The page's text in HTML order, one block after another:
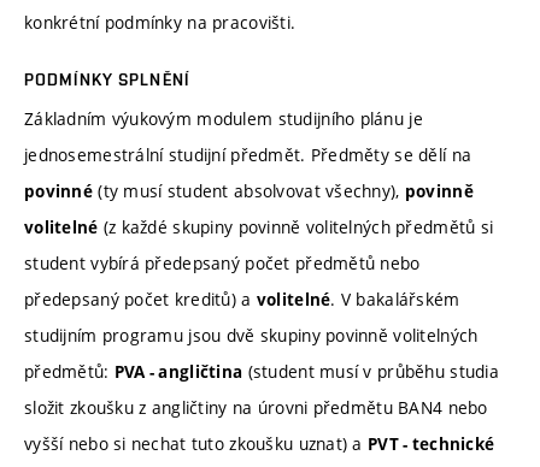
konkrétní podmínky na pracovišti.
PODMÍNKY SPLNĚNÍ
Základním výukovým modulem studijního plánu je
jednosemestrální studijní předmět. Předměty se dělí na
povinné(ty musí student absolvovat všechny), povinně
volitelné (z každé skupiny povinně volitelných předmětů si
student vybírá předepsaný počet předmětů nebo
předepsaný počet kreditů) a volitelné. V bakalářském
studijním programu jsou dvě skupiny povinně volitelných
předmětů: PVA - angličtina (student musí v průběhu studia
složit zkoušku z angličtiny na úrovni předmětu BAN4 nebo
vyšší nebo si nechat tuto zkoušku uznat) a PVT - technické